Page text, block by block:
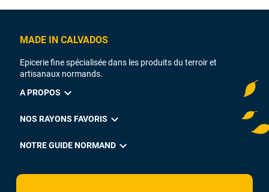
MADE IN CALVADOS
Epicerie fine spécialisée dans les produits du terroir et
artisanaux normands.
A PROPOS expand_more
NOS RAYONS FAVORIS expand_more
NOTRE GUIDE NORMAND expand_more